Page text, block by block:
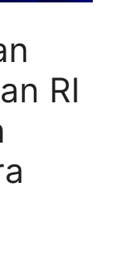
RI